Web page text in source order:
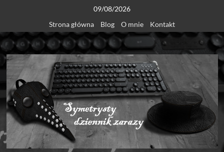
content
09/08/2026
Strona główna
Blog O mnie Kontakt